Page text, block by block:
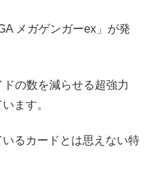
メガゲンガーex」が発
の数を減らせる超強力
ます。
るカードとは思えない特